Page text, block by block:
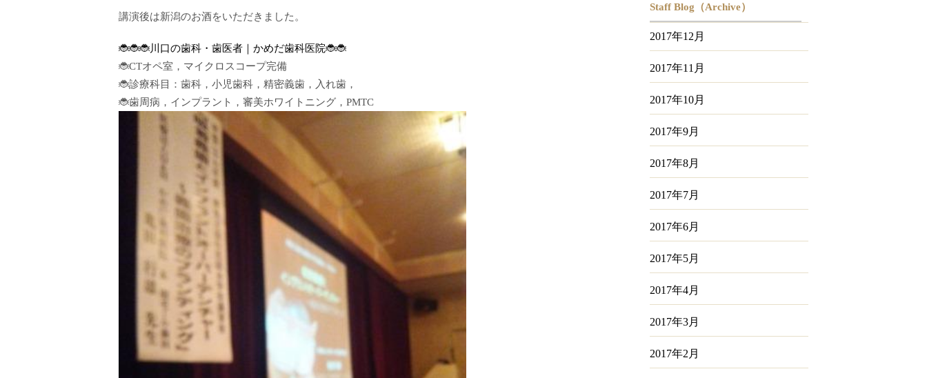
講演後は新潟のお酒をいただきました。
🐞🐞🐞川口の歯科・歯医者｜かめだ歯科医院🐞🐞
🐞CTオペ室，マイクロスコープ完備
🐞診療科目：歯科，小児歯科，精密義歯，入れ歯，
🐞歯周病，インプラント，審美ホワイトニング，PMTC
Staff Blog（Archive）
2017年12月
2017年11月
2017年10月
2017年9月
2017年8月
2017年7月
2017年6月
2017年5月
2017年4月
2017年3月
2017年2月